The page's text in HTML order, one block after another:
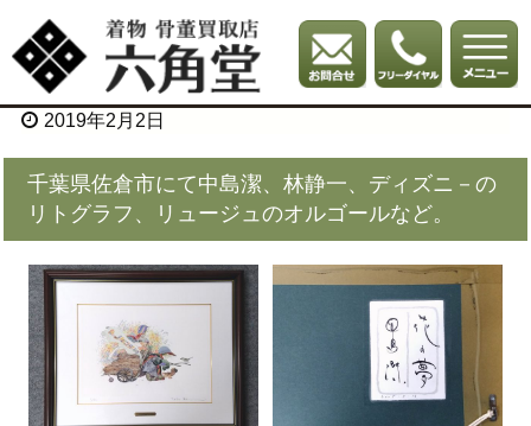
2019年2月2日
千葉県佐倉市にて中島潔、林静一、ディズニ－の
リトグラフ、リュージュのオルゴールなど。